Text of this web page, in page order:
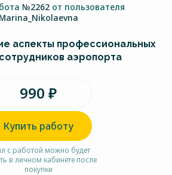
№2262 от пользователя
Marina_Nikolaevna
аспекты профессиональных
аэропорта
990 ₽
Купить работу
с работой можно будет
в личном кабинете после
покупки